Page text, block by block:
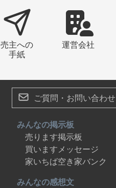
売主への
手紙
運営会社
ご質問・お問い合わせ
みんなの掲示板
売ります掲示板
買いますメッセージ
家いちば空き家バンク
みんなの感想文